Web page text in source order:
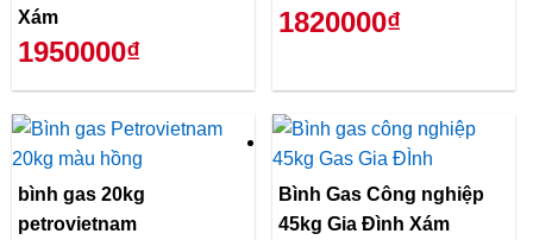
Xám
1950000₫
1820000₫
bình gas 20kg
petrovietnam
Bình Gas Công nghiệp
45kg Gia Đình Xám